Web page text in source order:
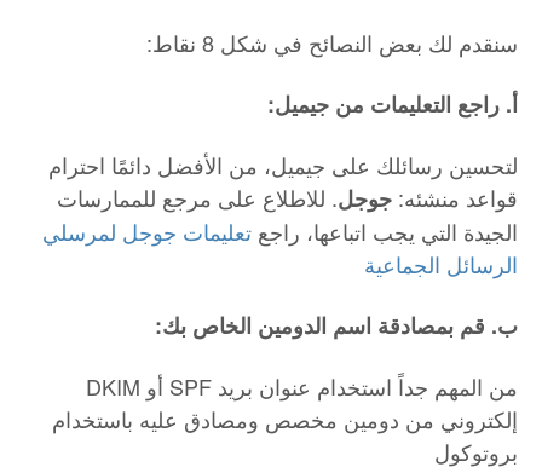
:سنقدم لك بعض النصائح في شكل 8 نقاط
:أ. راجع التعليمات من جيميل
لتحسين رسائلك على جيميل، من الأفضل دائمًا احترام
قواعد منشئه: جوجل. للاطلاع على مرجع للممارسات
الجيدة التي يجب اتباعها، راجع تعليمات جوجل لمرسلي
الرسائل الجماعية
:ب. قم بمصادقة اسم الدومين الخاص بك
DKIM أو SPF من المهم جداً استخدام عنوان بريد
إلكتروني من دومين مخصص ومصادق عليه باستخدام
بروتوكول